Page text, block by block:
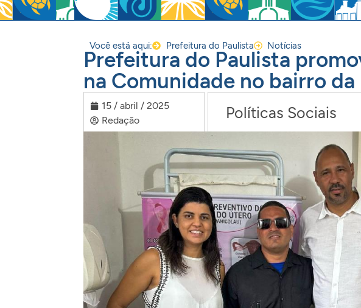
Você está aqui: Prefeitura do Paulista Notícias
Prefeitura do Paulista
na Comunidade no bairro
15 / abril / 2025
Redação
Políticas Sociais